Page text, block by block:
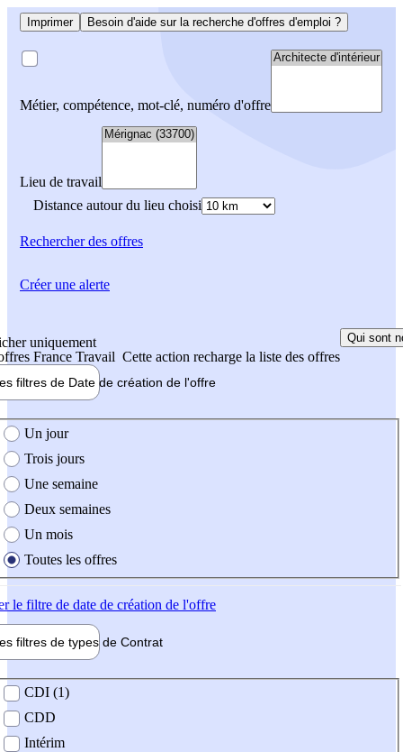
Imprimer Besoin d'aide sur la recherche d'offres d'emploi ?
Métier, compétence, mot-clé, numéro d'offre
Lieu de travail
Distance autour du lieu choisi
Rechercherdes offres
uniquement
France Travail Cette action recharge la liste des offres
Qui sont
filtres de Date de création de l'offre
création de l'offre
Un jour
Trois jours
Une semaine
Deux semaines
Un mois
Toutes les offres
le filtre de date de création de l'offre
filtres de types de Contrat
contrat
CDI (1)
CDD
Intérim
Créer une alerte